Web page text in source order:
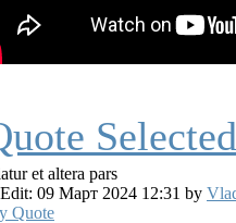
et altera pars
09 Март 2024 12:31 by
Quote